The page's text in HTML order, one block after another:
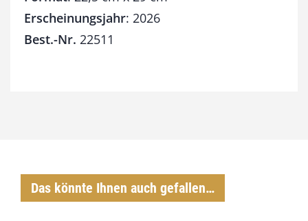
Erscheinungsjahr: 2026
Best.-Nr. 22511
Das könnte Ihnen auch gefallen…